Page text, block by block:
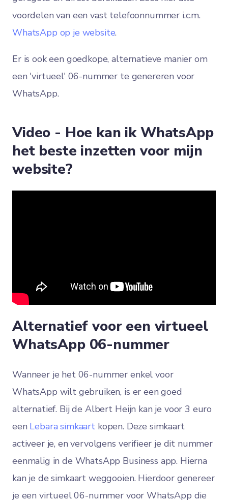
voordelen van een vast telefoonnummer i.c.m.
WhatsApp op je website.
Er is ook een goedkope, alternatieve manier om
een 'virtueel' 06-nummer te genereren voor
WhatsApp.
Video - Hoe kan ik WhatsApp
het beste inzetten voor mijn
website?
Alternatief voor een virtueel
WhatsApp 06-nummer
Wanneer je het 06-nummer enkel voor
WhatsApp wilt gebruiken, is er een goed
alternatief. Bij de Albert Heijn kan je voor 3 euro
een Lebara simkaartkopen. Deze simkaart
activeer je, en vervolgens verifieer je dit nummer
eenmalig in de WhatsApp Business app. Hierna
kan je de simkaart weggooien. Hierdoor genereer
je een virtueel 06-nummer voor WhatsApp die